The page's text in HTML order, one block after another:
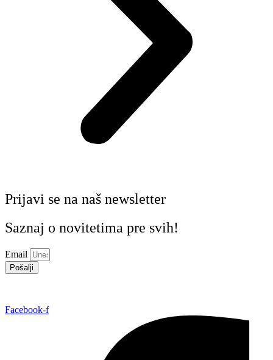
Prijavi se na naš newsletter
Saznaj o novitetima pre svih!
Email
Pošalji
Facebook-f